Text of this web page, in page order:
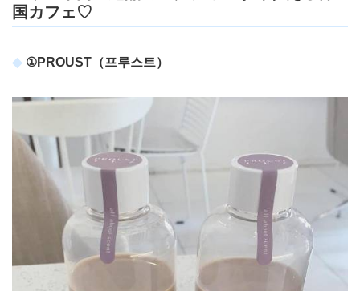
国カフェ♡
①PROUST（프루스트）